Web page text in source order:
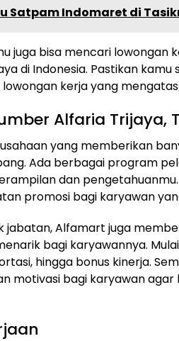
Satpam Indomaret di
juga bisa mencari lowongan
di Indonesia. Pastikan
kerja yang
Alfaria Trijaya,
yang memberikan
Ada berbagai program
dan
promosi bagi karyawan
jabatan, Alfamart juga
bagi karyawannya.
hingga bonus kinerja.
motivasi bagi karyawan agar